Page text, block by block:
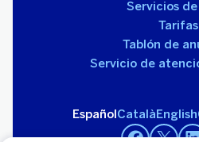
Servicios
Tarifas
Tablón de
Servicio de
EspañolCatalàEnglish